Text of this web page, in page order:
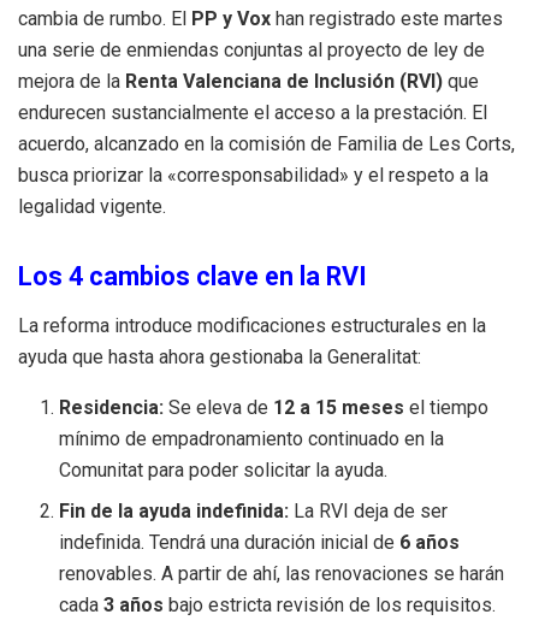
cambia de rumbo. El PP y Vox han registrado este martes
una serie de enmiendas conjuntas al proyecto de ley de
mejora de la Renta Valenciana de Inclusión (RVI) que
endurecen sustancialmente el acceso a la prestación. El
acuerdo, alcanzado en la comisión de Familia de Les Corts,
busca priorizar la «corresponsabilidad» y el respeto a la
legalidad vigente.
Los 4 cambios clave en la RVI
La reforma introduce modificaciones estructurales en la
ayuda que hasta ahora gestionaba la Generalitat:
Residencia: Se eleva de 12 a 15 meses el tiempo
mínimo de empadronamiento continuado en la
Comunitat para poder solicitar la ayuda.
Fin de la ayuda indefinida: La RVI deja de ser
indefinida. Tendrá una duración inicial de 6 años
renovables. A partir de ahí, las renovaciones se harán
cada3 años bajo estricta revisión de los requisitos.